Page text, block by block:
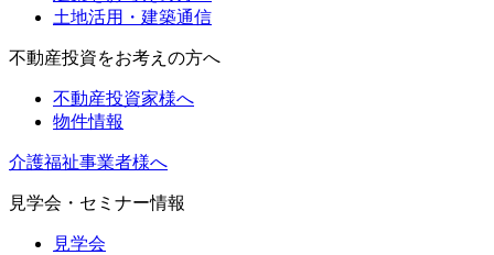
土地活用・建築通信
不動産投資をお考えの方へ
不動産投資家様へ
物件情報
介護福祉事業者様へ
見学会・セミナー情報
見学会